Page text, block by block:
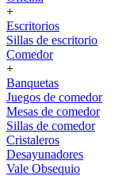
+
Escritorios
Sillas de escritorio
Comedor
+
Banquetas
Juegos de comedor
Mesas de comedor
Sillas de comedor
Cristaleros
Desayunadores
Vale Obsequio